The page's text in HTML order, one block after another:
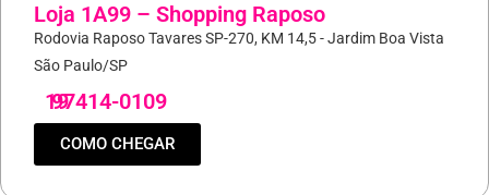
Loja 1A99 – Shopping Raposo
Rodovia Raposo Tavares SP-270, KM 14,5 - Jardim Boa Vista
São Paulo/SP
19
97414-0109
COMO CHEGAR